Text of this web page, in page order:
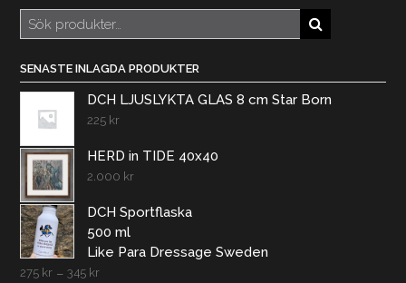
Sök
efter:
SENASTE INLAGDA PRODUKTER
DCH LJUSLYKTA GLAS 8 cm Star Born
225 kr
HERD in TIDE 40x40
2.000 kr
DCH Sportflaska
500 ml
Like Para Dressage Sweden
275 kr – 345 kr